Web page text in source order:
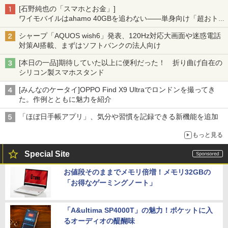
[石野純也の「スマホとお金」]
ワイモバイルはahamo 40GBを追わない――単身向け「超おトク
割」の安さと1年限定の注意点
シャープ「AQUOS wish6」発表、120Hz対応大画面や迷惑電話
対策AI搭載、まずはソフトバンクの法人向け
[本日の一品]期待していた以上に便利だった！ 折り曲げ自在の
シリコン製スマホスタンド
[みんなのケータイ]OPPO Find X9 Ultraでロンドンを撮ってき
た。作例とともに魅力を紹介
「ほぼ日手帳アプリ」、気分や習慣を記録できる新機能を追加
もっと見る
Special Site
お値段そのままでメモリ倍増！メモリ32GBの
「お得なゲーミングノート」
「A&ultima SP4000T」の魅力！ポケットに入
るオーディオの醍醐味